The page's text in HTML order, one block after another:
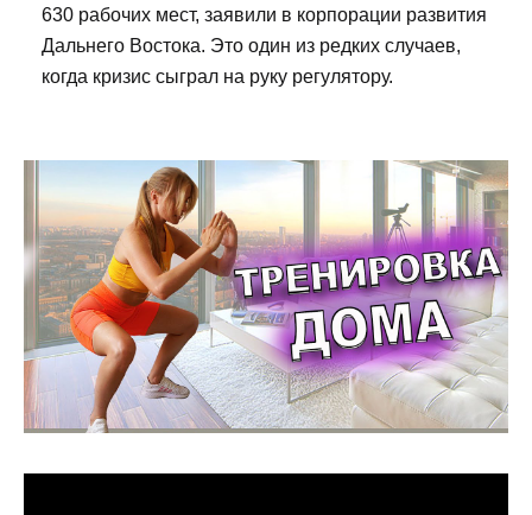
630 рабочих мест, заявили в корпорации развития
Дальнего Востока. Это один из редких случаев,
когда кризис сыграл на руку регулятору.